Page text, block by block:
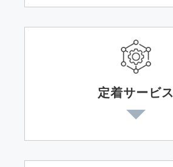
定着サービス